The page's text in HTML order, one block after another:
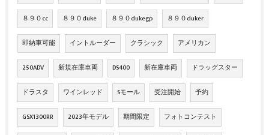
８９０cc ８９０duke ８９０dukegp ８９０duker
即納車可能 イントルーダー クラシック アメリカン
250ADV 新規在庫車両 DS400 新在庫車両 ドラッグスター
ドラスタ ワインレッド Sモール 受注開始 予約
GSX1300RR 2023年モデル 期間限定 フォトコンテスト